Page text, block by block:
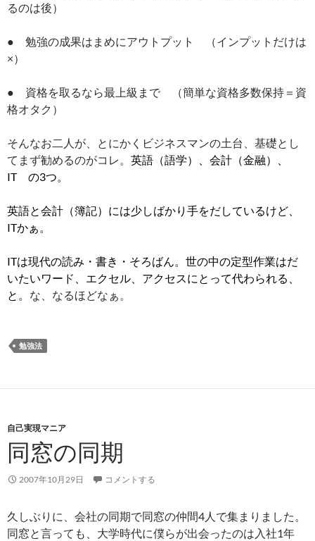
るのは後）
● 勉強の成果はまめにアウトプット （インプットだけは
×）
● 資格を取るなら最上級まで （簡単な資格多数保持＝資
格オタク）
そんなお二人が、とにかくビジネスマンの土台、基礎とし
てまず勧めるのがコレ。 英語（語学）、会計（金融）、
IT の3つ。
英語と会計（簿記）には少しばかり手をだしているけど、
ITかぁ。
ITは現代の読み・書き・そろばん。 世の中の定型作業はだ
いたいワード、エクセル、アクセスにとって代わられる、
と。 な、なるほどなぁ。
勉強法
自己実現マニア
同窓の同期
2007年10月29日 コメントする
久しぶりに、会社の同期で同窓の仲間4人で集まりました。
同窓と言っても、大学時代に僕らが出会ったのは入社1年